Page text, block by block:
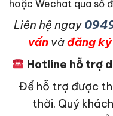
hoặc Wechat qua số
Liên hệ ngay
vấn vàđăng ký
Hotline hỗ trợ
Để hỗ trợ được
thời. Quý